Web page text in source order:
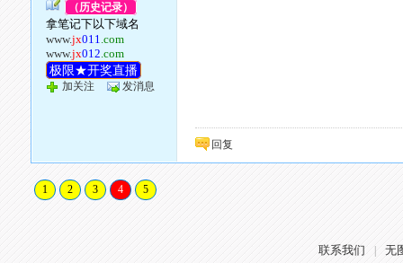
（历史记录）
拿笔记下以下域名
www.jx011.com
www.jx012.com
极限★开奖直播
加关注 发消息
回复
1 2 3 4 5
联系我们 无